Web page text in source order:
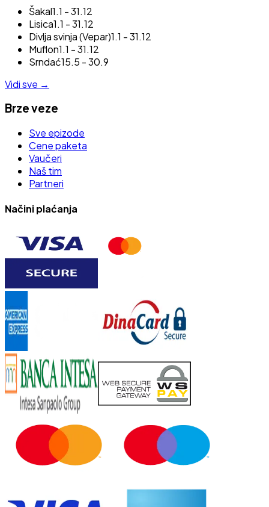
Šakal1.1 - 31.12
Lisica1.1 - 31.12
Divlja svinja (Vepar)1.1 - 31.12
Muflon1.1 - 31.12
Srndać15.5 - 30.9
Vidi sve →
Brze veze
Sve epizode
Cene paketa
Vaučeri
Naš tim
Partneri
Načini plaćanja